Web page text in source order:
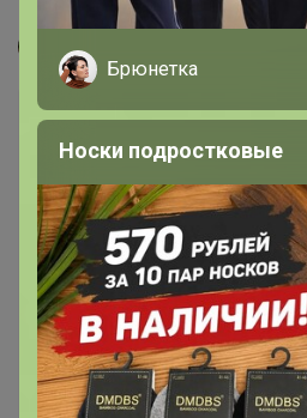
Джилка
Брюнетка
Носки подростковые